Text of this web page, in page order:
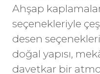
Ahşap
seçenekleriyle
desen
doğal yapısı,
davetkar bir